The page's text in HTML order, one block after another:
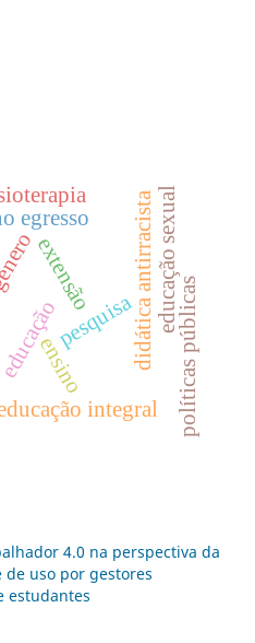
educação
ensino
pesquisa
extensão didática antirracista
integral políticas públicas
egresso educação sexual
4.0 na perspectiva da
de uso por gestores
estudantes